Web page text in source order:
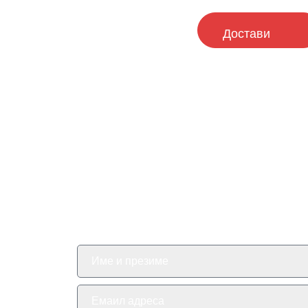
Имаш прашање